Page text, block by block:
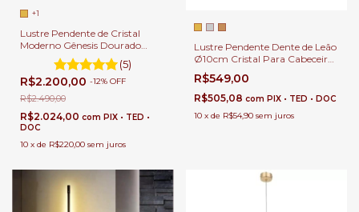
+1
Lustre Pendente de Cristal
Moderno Gênesis Dourado
Para Quartos, Sala de Jantar,
Sala de Estar e Apartamentos
(5)
R$2.200,00 -12% OFF
R$2.490,00
R$2.024,00 com PIX • TED •
DOC
10 x de R$220,00 sem juros
Lustre Pendente Dente de Leão
Ø10cm Cristal Para Cabeceira
de Cama, Lavabo e banheiro.
R$549,00
R$505,08 com PIX • TED • DOC
10 x de R$54,90 sem juros